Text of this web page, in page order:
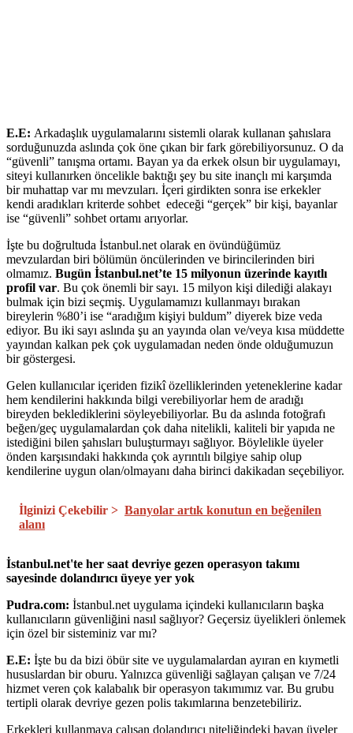
E.E: Arkadaşlık uygulamalarını sistemli olarak kullanan şahıslara
sorduğunuzda aslında çok öne çıkan bir fark görebiliyorsunuz. O da
“güvenli” tanışma ortamı. Bayan ya da erkek olsun bir uygulamayı,
siteyi kullanırken öncelikle baktığı şey bu site inançlı mi karşımda
bir muhattap var mı mevzuları. İçeri girdikten sonra ise erkekler
kendi aradıkları kriterde sohbet edeceği “gerçek” bir kişi, bayanlar
ise “güvenli” sohbet ortamı arıyorlar.
İşte bu doğrultuda İstanbul.net olarak en övündüğümüz
mevzulardan biri bölümün öncülerinden ve birincilerinden biri
olmamız. Bugün İstanbul.net’te 15 milyonun üzerinde kayıtlı
profil var. Bu çok önemli bir sayı. 15 milyon kişi dilediği alakayı
bulmak için bizi seçmiş. Uygulamamızı kullanmayı bırakan
bireylerin %80’i ise “aradığım kişiyi buldum” diyerek bize veda
ediyor. Bu iki sayı aslında şu an yayında olan ve/veya kısa müddette
yayından kalkan pek çok uygulamadan neden önde olduğumuzun
bir göstergesi.
Gelen kullanıcılar içeriden fizikî özelliklerinden yeteneklerine kadar
hem kendilerini hakkında bilgi verebiliyorlar hem de aradığı
bireyden beklediklerini söyleyebiliyorlar. Bu da aslında fotoğrafı
beğen/geç uygulamalardan çok daha nitelikli, kaliteli bir yapıda ne
istediğini bilen şahısları buluşturmayı sağlıyor. Böylelikle üyeler
önden karşısındaki hakkında çok ayrıntılı bilgiye sahip olup
kendilerine uygun olan/olmayanı daha birinci dakikadan seçebiliyor.
İlginizi Çekebilir > Banyolar artık konutun en beğenilen
alanı
İstanbul.net'te her saat devriye gezen operasyon takımı
sayesinde dolandırıcı üyeye yer yok
Pudra.com: İstanbul.net uygulama içindeki kullanıcıların başka
kullanıcıların güvenliğini nasıl sağlıyor? Geçersiz üyelikleri önlemek
için özel bir sisteminiz var mı?
E.E: İşte bu da bizi öbür site ve uygulamalardan ayıran en kıymetli
hususlardan bir oburu. Yalnızca güvenliği sağlayan çalışan ve 7/24
hizmet veren çok kalabalık bir operasyon takımımız var. Bu grubu
tertipli olarak devriye gezen polis takımlarına benzetebiliriz.
Erkekleri kullanmaya çalışan dolandırıcı niteliğindeki bayan üyeler